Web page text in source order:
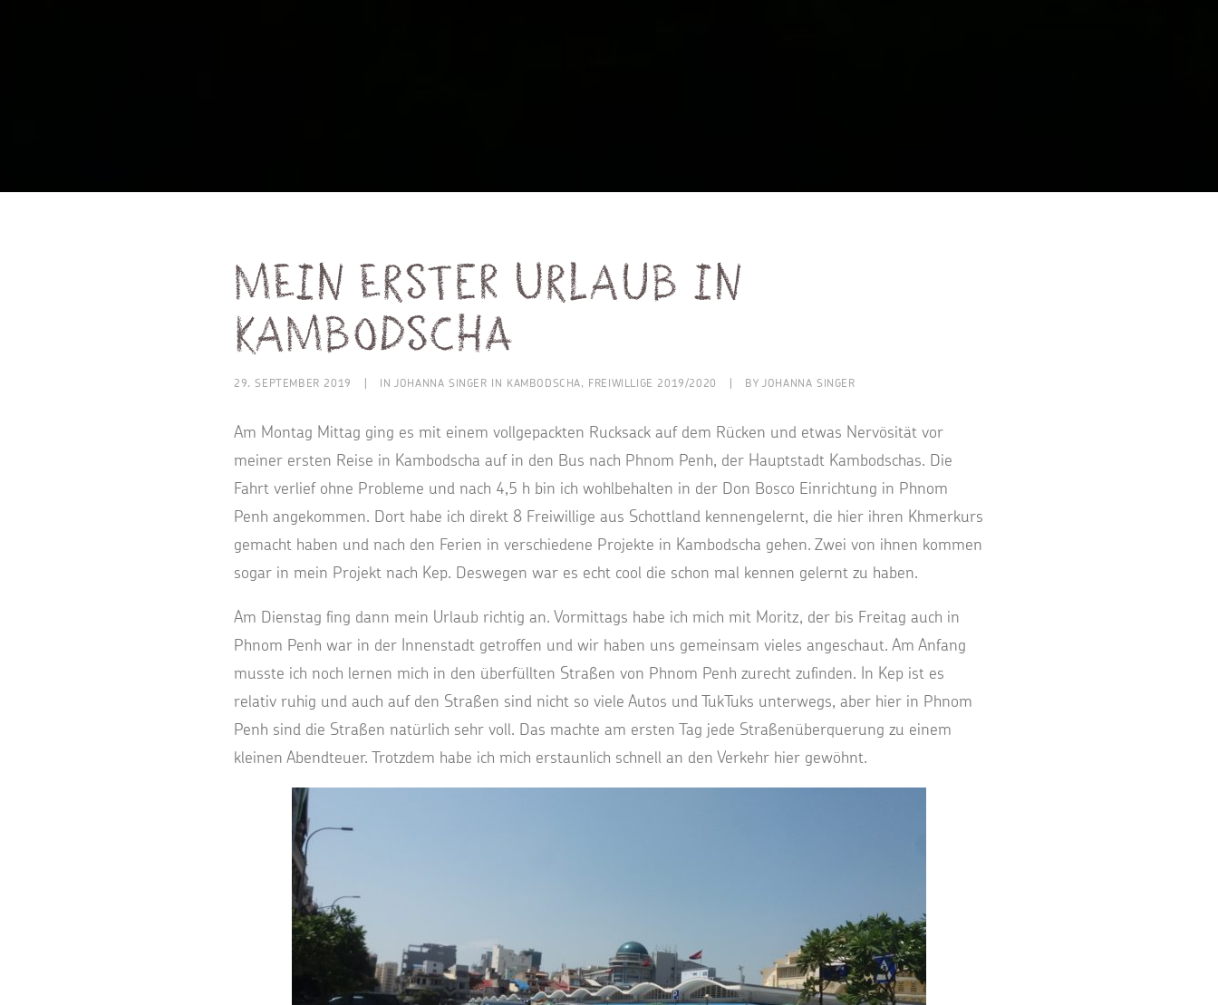
Mein erster Urlaub in
Kambodscha
29. SEPTEMBER 2019 IN JOHANNA SINGER IN KAMBODSCHA, FREIWILLIGE 2019/2020 BY JOHANNA SINGER
Am Montag Mittag ging es mit einem vollgepackten Rucksack auf dem Rücken und etwas Nervösität vor
meiner ersten Reise in Kambodscha auf in den Bus nach Phnom Penh, der Hauptstadt Kambodschas. Die
Fahrt verlief ohne Probleme und nach 4,5 h bin ich wohlbehalten in der Don Bosco Einrichtung in Phnom
Penh angekommen. Dort habe ich direkt 8 Freiwillige aus Schottland kennengelernt, die hier ihren Khmerkurs
gemacht haben und nach den Ferien in verschiedene Projekte in Kambodscha gehen. Zwei von ihnen kommen
sogar in mein Projekt nach Kep. Deswegen war es echt cool die schon mal kennen gelernt zu haben.
Am Dienstag fing dann mein Urlaub richtig an. Vormittags habe ich mich mit Moritz, der bis Freitag auch in
Phnom Penh war in der Innenstadt getroffen und wir haben uns gemeinsam vieles angeschaut. Am Anfang
musste ich noch lernen mich in den überfüllten Straßen von Phnom Penh zurecht zufinden. In Kep ist es
relativ ruhig und auch auf den Straßen sind nicht so viele Autos und TukTuks unterwegs, aber hier in Phnom
Penh sind die Straßen natürlich sehr voll. Das machte am ersten Tag jede Straßenüberquerung zu einem
kleinen Abendteuer. Trotzdem habe ich mich erstaunlich schnell an den Verkehr hier gewöhnt.